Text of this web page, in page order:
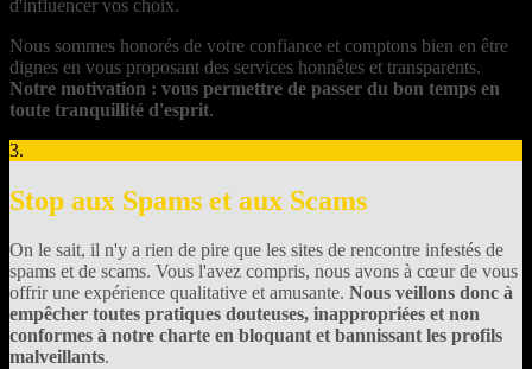
d'influencer vos choix.
Nous sommes honorés de votre confiance et comptons bien en être
dignes en vous proposant des services honnêtes et transparents.
Notre motivation : vous permettre de passer du bon temps en
toute tranquillité d'esprit.
3.
Stop aux Spams et aux Scams
On le sait, il n'y a rien de pire que les sites de rencontre infestés de
spams et de scams. Vous l'avez compris, nous avons à cœur de vous
offrir une expérience qualitative et amusante. Nous veillons donc à
empêcher toutes pratiques douteuses, inappropriées et non
conformes à notre charte en bloquant et bannissant les profils
malveillants.